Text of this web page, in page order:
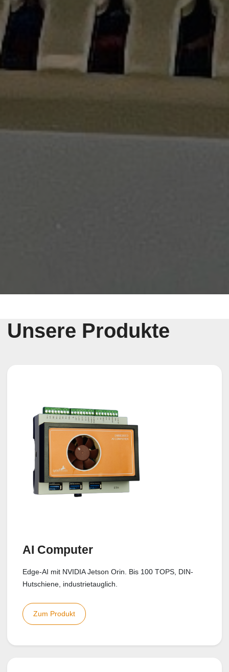
Unsere Produkte
AI Computer
Edge-AI mit NVIDIA Jetson Orin. Bis 100 TOPS, DIN-
Hutschiene, industrietauglich.
Zum Produkt